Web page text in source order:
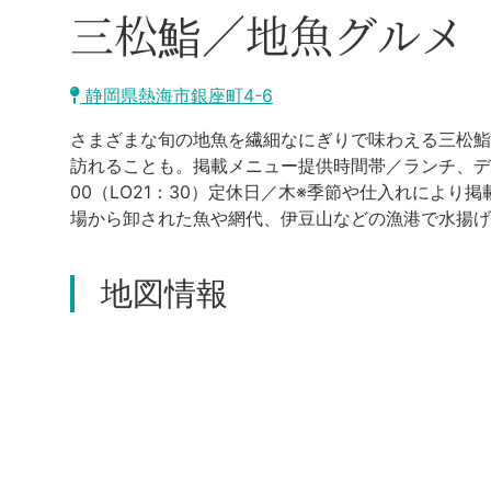
三松鮨／地魚グルメ
静岡県熱海市銀座町4-6
さまざまな旬の地魚を繊細なにぎりで味わえる三松
訪れることも。掲載メニュー提供時間帯／ランチ、
00（LO21：30）定休日／木※季節や仕入れにより
場から卸された魚や網代、伊豆山などの漁港で水揚
地図情報